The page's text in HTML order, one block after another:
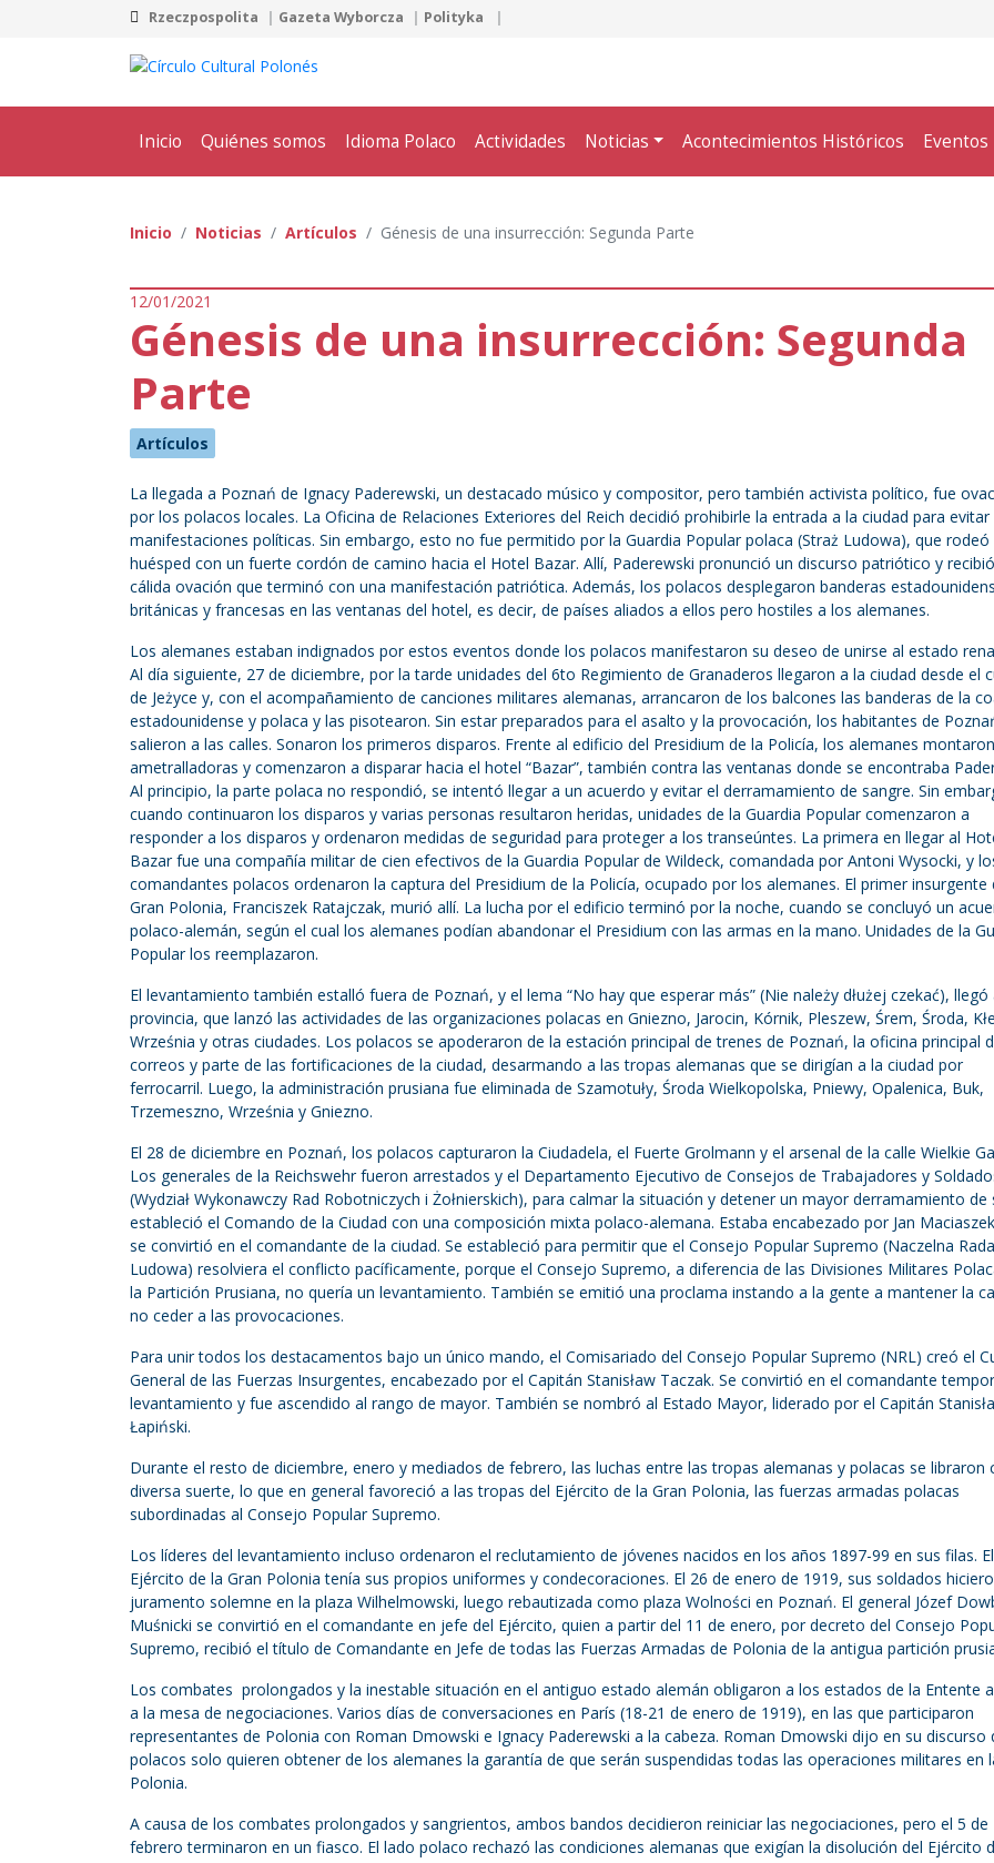
Rzeczpospolita Gazeta Wyborcza Polityka
Inicio Quiénes somos Idioma Polaco Actividades Noticias Acontecimientos Históricos Eventos
Inicio Noticias Artículos Génesis de una insurrección: Segunda Parte
12/01/2021
Génesis de una insurrección: Segunda
Parte
Artículos
La llegada a Poznań de Ignacy Paderewski, un destacado músico y compositor, pero también activista político, fue
por los polacos locales. La Oficina de Relaciones Exteriores del Reich decidió prohibirle la entrada a la ciudad para evitar
manifestaciones políticas. Sin embargo, esto no fue permitido por la Guardia Popular polaca (Straż Ludowa), que rodeó
huésped con un fuerte cordón de camino hacia el Hotel Bazar. Allí, Paderewski pronunció un discurso patriótico y
cálida ovación que terminó con una manifestación patriótica. Además, los polacos desplegaron banderas
británicas y francesas en las ventanas del hotel, es decir, de países aliados a ellos pero hostiles a los alemanes.
Los alemanes estaban indignados por estos eventos donde los polacos manifestaron su deseo de unirse al estado
Al día siguiente, 27 de diciembre, por la tarde unidades del 6to Regimiento de Granaderos llegaron a la ciudad desde el
de Jeżyce y, con el acompañamiento de canciones militares alemanas, arrancaron de los balcones las banderas de la
estadounidense y polaca y las pisotearon. Sin estar preparados para el asalto y la provocación, los habitantes de
salieron a las calles. Sonaron los primeros disparos. Frente al edificio del Presidium de la Policía, los alemanes
ametralladoras y comenzaron a disparar hacia el hotel “Bazar”, también contra las ventanas donde se encontraba
Al principio, la parte polaca no respondió, se intentó llegar a un acuerdo y evitar el derramamiento de sangre. Sin
cuando continuaron los disparos y varias personas resultaron heridas, unidades de la Guardia Popular comenzaron a
responder a los disparos y ordenaron medidas de seguridad para proteger a los transeúntes. La primera en llegar al
Bazar fue una compañía militar de cien efectivos de la Guardia Popular de Wildeck, comandada por Antoni Wysocki, y
comandantes polacos ordenaron la captura del Presidium de la Policía, ocupado por los alemanes. El primer insurgente
Gran Polonia, Franciszek Ratajczak, murió allí. La lucha por el edificio terminó por la noche, cuando se concluyó un
polaco-alemán, según el cual los alemanes podían abandonar el Presidium con las armas en la mano. Unidades de la
Popular los reemplazaron.
El levantamiento también estalló fuera de Poznań, y el lema “No hay que esperar más” (Nie należy dłużej czekać), llegó
provincia, que lanzó las actividades de las organizaciones polacas en Gniezno, Jarocin, Kórnik, Pleszew, Śrem, Środa,
Września y otras ciudades. Los polacos se apoderaron de la estación principal de trenes de Poznań, la oficina principal
correos y parte de las fortificaciones de la ciudad, desarmando a las tropas alemanas que se dirigían a la ciudad por
ferrocarril. Luego, la administración prusiana fue eliminada de Szamotuły, Środa Wielkopolska, Pniewy, Opalenica, Buk,
Trzemeszno, Września y Gniezno.
El 28 de diciembre en Poznań, los polacos capturaron la Ciudadela, el Fuerte Grolmann y el arsenal de la calle Wielkie
Los generales de la Reichswehr fueron arrestados y el Departamento Ejecutivo de Consejos de Trabajadores y
(Wydział Wykonawczy Rad Robotniczych i Żołnierskich), para calmar la situación y detener un mayor derramamiento de
estableció el Comando de la Ciudad con una composición mixta polaco-alemana. Estaba encabezado por Jan
se convirtió en el comandante de la ciudad. Se estableció para permitir que el Consejo Popular Supremo (Naczelna Rada
Ludowa) resolviera el conflicto pacíficamente, porque el Consejo Supremo, a diferencia de las Divisiones Militares
la Partición Prusiana, no quería un levantamiento. También se emitió una proclama instando a la gente a mantener la
no ceder a las provocaciones.
Para unir todos los destacamentos bajo un único mando, el Comisariado del Consejo Popular Supremo (NRL) creó el
General de las Fuerzas Insurgentes, encabezado por el Capitán Stanisław Taczak. Se convirtió en el comandante
levantamiento y fue ascendido al rango de mayor. También se nombró al Estado Mayor, liderado por el Capitán
Łapiński.
Durante el resto de diciembre, enero y mediados de febrero, las luchas entre las tropas alemanas y polacas se libraron
diversa suerte, lo que en general favoreció a las tropas del Ejército de la Gran Polonia, las fuerzas armadas polacas
subordinadas al Consejo Popular Supremo.
Los líderes del levantamiento incluso ordenaron el reclutamiento de jóvenes nacidos en los años 1897-99 en sus filas. El
Ejército de la Gran Polonia tenía sus propios uniformes y condecoraciones. El 26 de enero de 1919, sus soldados
juramento solemne en la plaza Wilhelmowski, luego rebautizada como plaza Wolności en Poznań. El general Józef
Muśnicki se convirtió en el comandante en jefe del Ejército, quien a partir del 11 de enero, por decreto del Consejo
Supremo, recibió el título de Comandante en Jefe de todas las Fuerzas Armadas de Polonia de la antigua partición
Los combates prolongados y la inestable situación en el antiguo estado alemán obligaron a los estados de la Entente
a la mesa de negociaciones. Varios días de conversaciones en París (18-21 de enero de 1919), en las que participaron
representantes de Polonia con Roman Dmowski e Ignacy Paderewski a la cabeza. Roman Dmowski dijo en su discurso
polacos solo quieren obtener de los alemanes la garantía de que serán suspendidas todas las operaciones militares en
Polonia.
A causa de los combates prolongados y sangrientos, ambos bandos decidieron reiniciar las negociaciones, pero el 5 de
febrero terminaron en un fiasco. El lado polaco rechazó las condiciones alemanas que exigían la disolución del Ejército